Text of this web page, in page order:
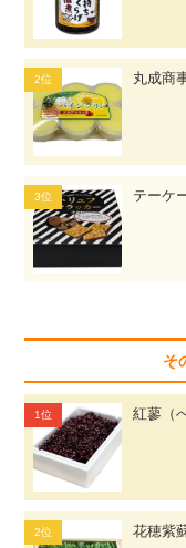
丸成商
テーケ
そ
紅蓼（
花穂紫